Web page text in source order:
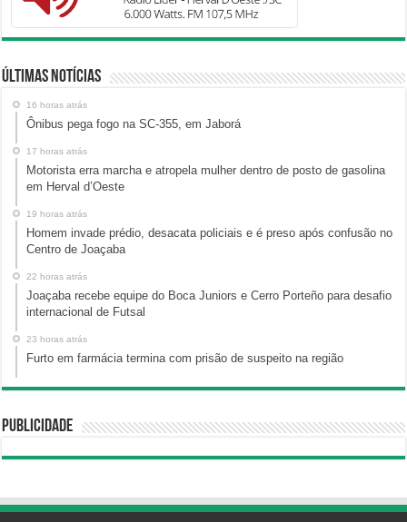
Últimas Notícias
16 horas atrás
Ônibus pega fogo na SC-355, em Jaborá
17 horas atrás
Motorista erra marcha e atropela mulher dentro de posto de gasolina
em Herval d’Oeste
19 horas atrás
Homem invade prédio, desacata policiais e é preso após confusão no
Centro de Joaçaba
22 horas atrás
Joaçaba recebe equipe do Boca Juniors e Cerro Porteño para desafio
internacional de Futsal
23 horas atrás
Furto em farmácia termina com prisão de suspeito na região
Publicidade